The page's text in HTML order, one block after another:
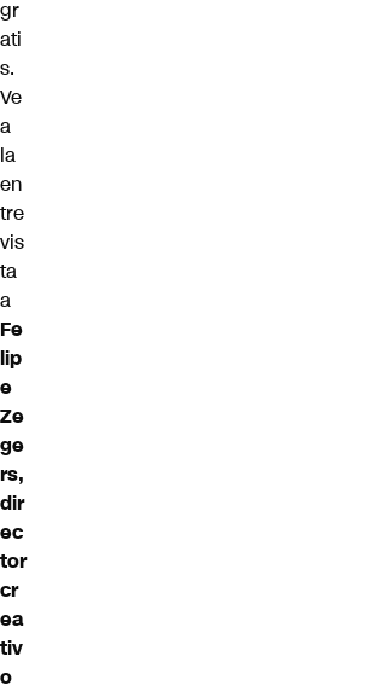
gr
ati
s.
Ve
a
la
en
tre
vis
ta
a
Fe
lip
e
Ze
ge
rs,
dir
ec
tor
cr
ea
tiv
o